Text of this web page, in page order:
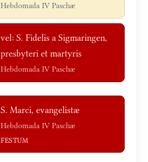
Hebdomada IV Paschæ
vel: S. Fidelis a Sigmaringen,
presbyteri et martyris
Hebdomada IV Paschæ
S. Marci, evangelistæ
Hebdomada IV Paschæ
FESTUM